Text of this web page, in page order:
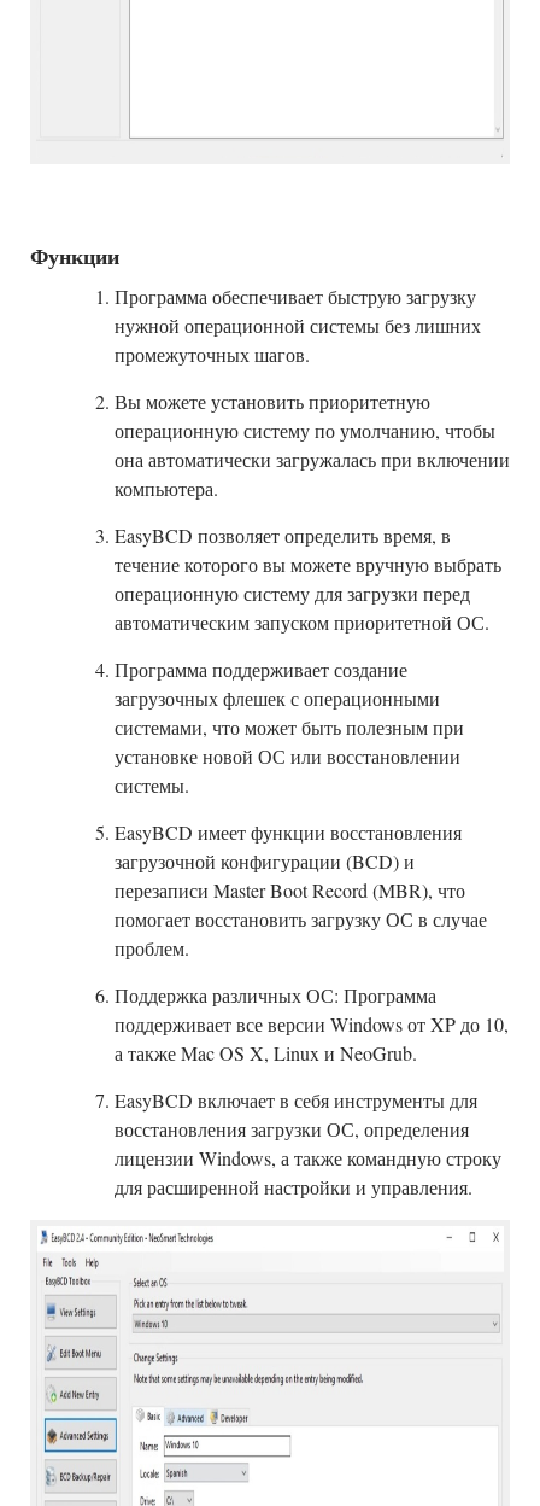
Функции
Программа обеспечивает быструю загрузку
нужной операционной системы без лишних
промежуточных шагов.
Вы можете установить приоритетную
операционную систему по умолчанию, чтобы
она автоматически загружалась при включении
компьютера.
EasyBCD позволяет определить время, в
течение которого вы можете вручную выбрать
операционную систему для загрузки перед
автоматическим запуском приоритетной ОС.
Программа поддерживает создание
загрузочных флешек с операционными
системами, что может быть полезным при
установке новой ОС или восстановлении
системы.
EasyBCD имеет функции восстановления
загрузочной конфигурации (BCD) и
перезаписи Master Boot Record (MBR), что
помогает восстановить загрузку ОС в случае
проблем.
Поддержка различных ОС: Программа
поддерживает все версии Windows от XP до 10,
а также Mac OS X, Linux и NeoGrub.
EasyBCD включает в себя инструменты для
восстановления загрузки ОС, определения
лицензии Windows, а также командную строку
для расширенной настройки и управления.